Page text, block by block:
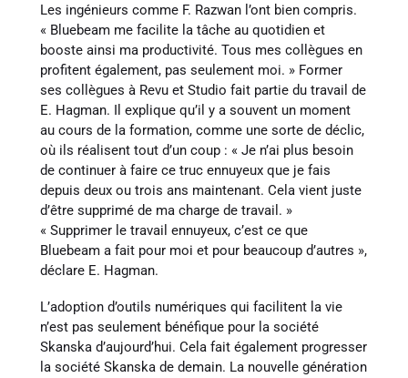
Les ingénieurs comme F. Razwan l’ont bien compris.
« Bluebeam me facilite la tâche au quotidien et
booste ainsi ma productivité. Tous mes collègues en
profitent également, pas seulement moi. » Former
ses collègues à Revu et Studio fait partie du travail de
E. Hagman. Il explique qu’il y a souvent un moment
au cours de la formation, comme une sorte de déclic,
où ils réalisent tout d’un coup : « Je n’ai plus besoin
de continuer à faire ce truc ennuyeux que je fais
depuis deux ou trois ans maintenant. Cela vient juste
d’être supprimé de ma charge de travail. »
« Supprimer le travail ennuyeux, c’est ce que
Bluebeam a fait pour moi et pour beaucoup d’autres »,
déclare E. Hagman.
L’adoption d’outils numériques qui facilitent la vie
n’est pas seulement bénéfique pour la société
Skanska d’aujourd’hui. Cela fait également progresser
la société Skanska de demain. La nouvelle génération